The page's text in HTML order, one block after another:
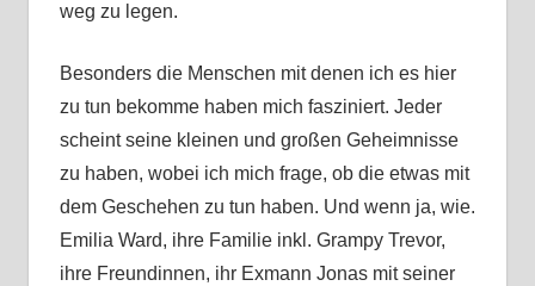
weg zu legen.
Besonders die Menschen mit denen ich es hier
zu tun bekomme haben mich fasziniert. Jeder
scheint seine kleinen und großen Geheimnisse
zu haben, wobei ich mich frage, ob die etwas mit
dem Geschehen zu tun haben. Und wenn ja, wie.
Emilia Ward, ihre Familie inkl. Grampy Trevor,
ihre Freundinnen, ihr Exmann Jonas mit seiner